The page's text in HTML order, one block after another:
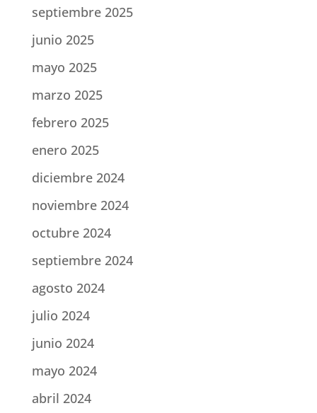
septiembre 2025
junio 2025
mayo 2025
marzo 2025
febrero 2025
enero 2025
diciembre 2024
noviembre 2024
octubre 2024
septiembre 2024
agosto 2024
julio 2024
junio 2024
mayo 2024
abril 2024